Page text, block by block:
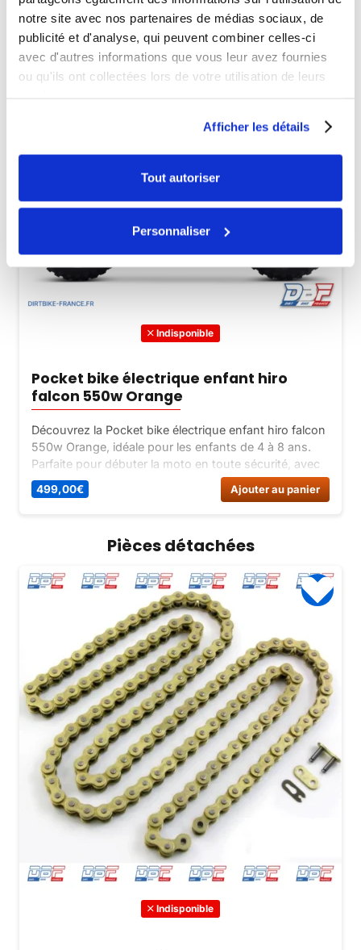
notre site avec nos partenaires de médias sociaux, de
publicité et d'analyse, qui peuvent combiner celles-ci
avec d'autres informations que vous leur avez fournies
ou qu'ils ont collectées lors de votre utilisation de leurs
Afficher les détails
Tout autoriser
Personnaliser
Indisponible
Pocket bike électrique enfant hiro
falcon 550w Orange
Découvrez la Pocket bike électrique enfant hiro falcon
550w Orange, idéale pour les enfants de 4 à 8 ans.
Parfaite pour débuter la moto en toute sécurité, avec
limiteur de vitesse et freins à disque. Commandez-la
dès maintenant sur Dirt Bike France !
499,00€ Ajouter au panier
Pièces détachées
Indisponible